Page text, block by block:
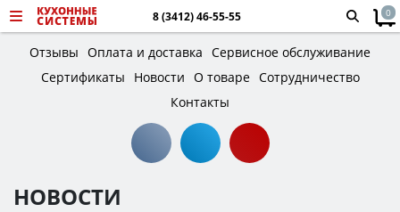
8 (3412) 46-55-55 0
Отзывы Оплата и доставка Сервисное обслуживание
Сертификаты
Новости О товаре Сотрудничество
Контакты
НОВОСТИ